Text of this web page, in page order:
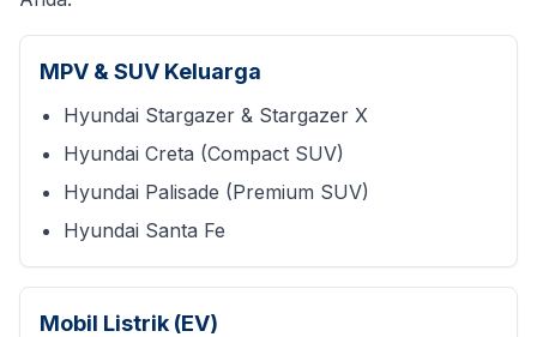
MPV & SUV Keluarga
Hyundai Stargazer & Stargazer X
Hyundai Creta (Compact SUV)
Hyundai Palisade (Premium SUV)
Hyundai Santa Fe
Mobil Listrik (EV)